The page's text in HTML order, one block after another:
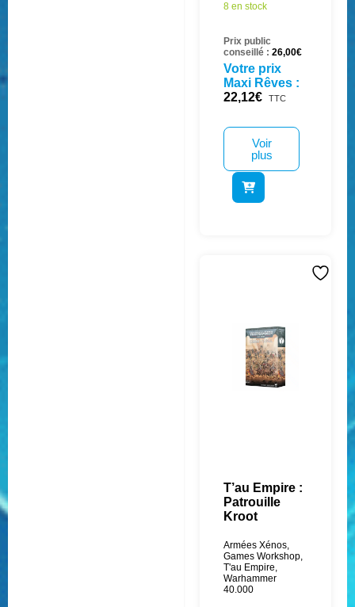
8 en stock
Prix public
conseillé : 26,00€
Votre prix
Maxi Rêves :
22,12€ TTC
Voir
plus
T’au Empire :
Patrouille
Kroot
Armées Xénos,
Games Workshop,
T'au Empire,
Warhammer
40.000